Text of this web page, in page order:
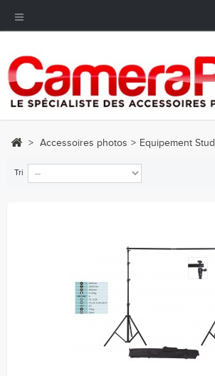
Navigation
bascule
> Accessoires photos > Equipement
Tri